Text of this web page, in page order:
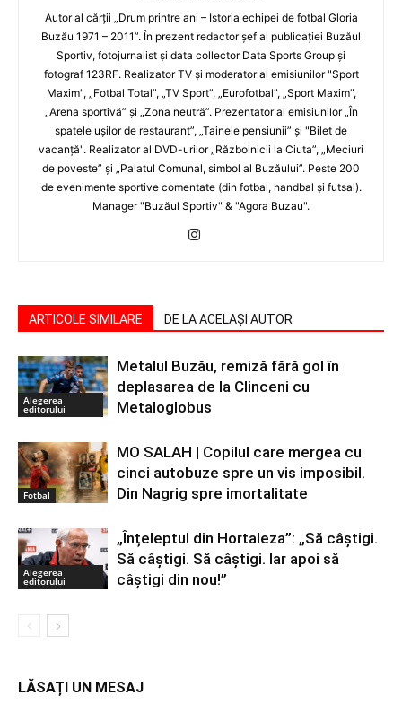
Autor al cărţii „Drum printre ani – Istoria echipei de fotbal Gloria
Buzău 1971 – 2011”. În prezent redactor şef al publicaţiei Buzăul
Sportiv, fotojurnalist şi data collector Data Sports Group şi
fotograf 123RF. Realizator TV şi moderator al emisiunilor "Sport
Maxim", „Fotbal Total”, „TV Sport”, „Eurofotbal”, „Sport Maxim”,
„Arena sportivă” şi „Zona neutră”. Prezentator al emisiunilor „În
spatele uşilor de restaurant”, „Tainele pensiunii” şi "Bilet de
vacanţă". Realizator al DVD-urilor „Războinicii la Ciuta”, „Meciuri
de poveste” şi „Palatul Comunal, simbol al Buzăului”. Peste 200
de evenimente sportive comentate (din fotbal, handbal şi futsal).
Manager "Buzăul Sportiv" & "Agora Buzau".
ARTICOLE SIMILARE DE LA ACELAȘI AUTOR
Alegerea
editorului
Metalul Buzău, remiză fără gol în
deplasarea de la Clinceni cu
Metaloglobus
Fotbal
MO SALAH | Copilul care mergea cu
cinci autobuze spre un vis imposibil.
Din Nagrig spre imortalitate
Alegerea
editorului
„Înțeleptul din Hortaleza”: „Să câștigi.
Să câștigi. Să câștigi. Iar apoi să
câștigi din nou!”
LĂSAȚI UN MESAJ